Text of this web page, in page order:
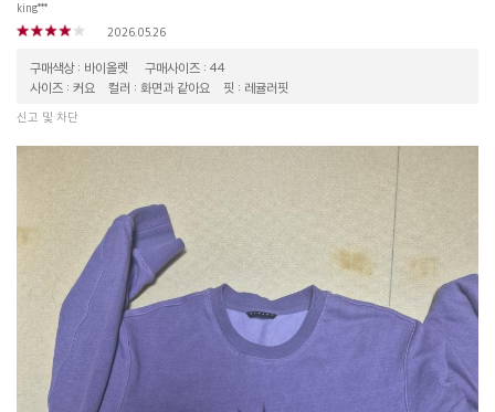
king***
2026.05.26
구매색상 : 바이올렛
구매사이즈 : 44
사이즈 : 커요
컬러 : 화면과 같아요 핏 : 레귤러핏
신고 및 차단